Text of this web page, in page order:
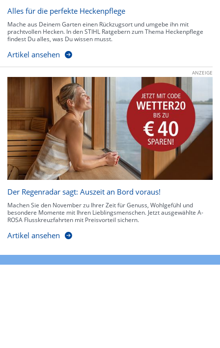
Alles für die perfekte Heckenpflege
Mache aus Deinem Garten einen Rückzugsort und umgebe ihn mit
prachtvollen Hecken. In den STIHL Ratgebern zum Thema Heckenpflege
findest Du alles, was Du wissen musst.
Artikel ansehen
ANZEIGE
Der Regenradar sagt: Auszeit an Bord voraus!
Machen Sie den November zu Ihrer Zeit für Genuss, Wohlgefühl und
besondere Momente mit Ihren Lieblingsmenschen. Jetzt ausgewählte A-
ROSA Flusskreuzfahrten mit Preisvorteil sichern.
Artikel ansehen